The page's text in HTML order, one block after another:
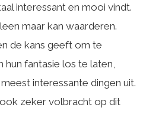
interessant en mooi vindt.
maar kan waarderen.
de kans geeft om te
hun fantasie los te laten,
interessante dingen uit.
zeker volbracht op dit